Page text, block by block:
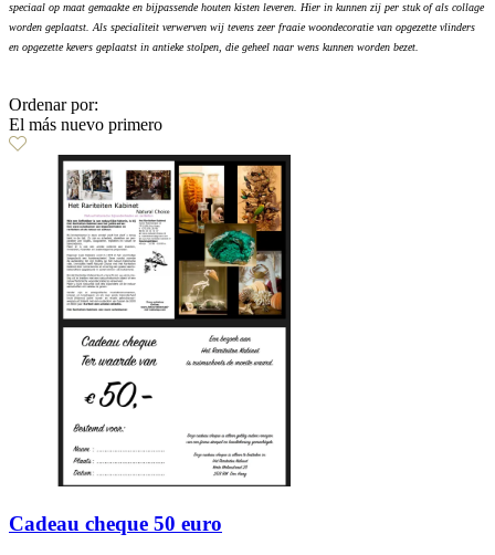
speciaal op maat gemaakte en bijpassende houten kisten leveren. Hier in kunnen zij per stuk of als collage
worden geplaatst. Als specialiteit verwerven wij tevens zeer fraaie woondecoratie van opgezette vlinders
en opgezette kevers geplaatst in antieke stolpen, die geheel naar wens kunnen worden bezet.
Ordenar por:
El más nuevo primero
Cadeau cheque 50 euro